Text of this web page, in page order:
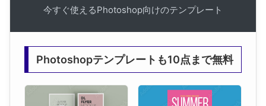
今すぐ使えるPhotoshop向けのテンプレート
Photoshopテンプレートも10点まで無料